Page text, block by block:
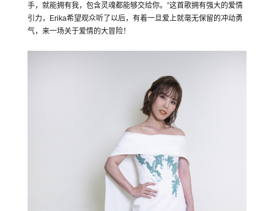
手，就能拥有我，包含灵魂都能够交给你。”这首歌拥有强大的爱情
引力，Erika希望观众听了以后，有着一旦爱上就毫无保留的冲动勇
气，来一场关于爱情的大冒险！